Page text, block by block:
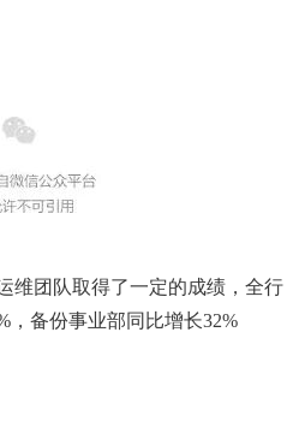
维团队取得了一定的成绩，全行
，备份事业部同比增长32%